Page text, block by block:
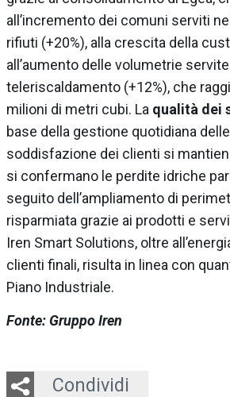
all’incremento dei comuni serviti
rifiuti (+20%), alla crescita della
all’aumento delle volumetrie servite
teleriscaldamento (+12%), che
milioni di metri cubi. La qualità dei
base della gestione quotidiana
soddisfazione dei clienti si
si confermano le perdite idriche
seguito dell’ampliamento di
risparmiata grazie ai prodotti e
Iren Smart Solutions, oltre
clienti finali, risulta in linea con
Piano Industriale.
Fonte: Gruppo Iren
Condividi
Twitter
LinkedIn
Email
Whatsapp